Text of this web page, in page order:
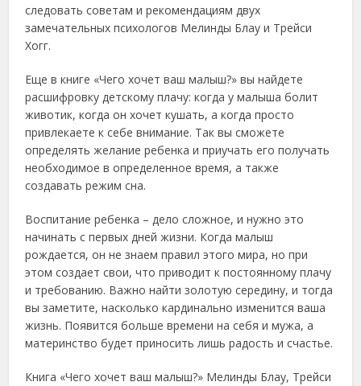
следовать советам и рекомендациям двух
замечательных психологов Мелинды Блау и Трейси
Хогг.
Еще в книге «Чего хочет ваш малыш?» вы найдете
расшифровку детскому плачу: когда у малыша болит
животик, когда он хочет кушать, а когда просто
привлекаете к себе внимание. Так вы сможете
определять желание ребенка и приучать его получать
необходимое в определенное время, а также
создавать режим сна.
Воспитание ребенка – дело сложное, и нужно это
начинать с первых дней жизни. Когда малыш
рождается, он не знаем правил этого мира, но при
этом создает свои, что приводит к постоянному плачу
и требованию. Важно найти золотую середину, и тогда
вы заметите, насколько кардинально изменится ваша
жизнь. Появится больше времени на себя и мужа, а
материнство будет приносить лишь радость и счастье.
Книга «Чего хочет ваш малыш?» Мелинды Блау, Трейси